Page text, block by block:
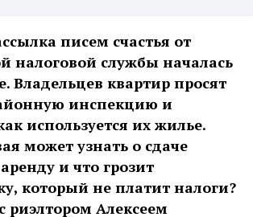
писем счастья от
налоговой службы началась
Владельцев квартир просят
инспекцию и
используется их жилье.
может узнать о сдаче
и что грозит
который не платит налоги?
риэлтором Алексеем